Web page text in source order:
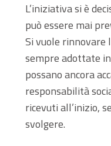
L’iniziativa si è
può essere mai
Si vuole rinnovare
sempre adottate
possano ancora
responsabilità
ricevuti all’inizio,
svolgere.